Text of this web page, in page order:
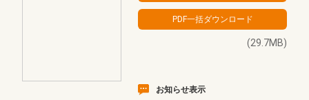
(29.7MB)
お知らせ表示